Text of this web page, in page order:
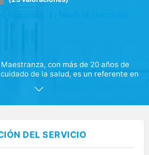
de Gando, 1, Madrid (Madrid)
con más de 20 años de
de la salud, es un referente en
centro.DEL SERVICIO